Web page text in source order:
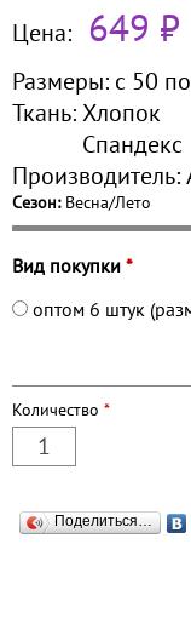
Цена: 649 ₽
Размеры: с 50 по
Ткань:Хлопок
Спандекс
Производитель:
Сезон: Весна/Лето
Вид покупки *
оптом 6 штук
Количество *
Поделиться…